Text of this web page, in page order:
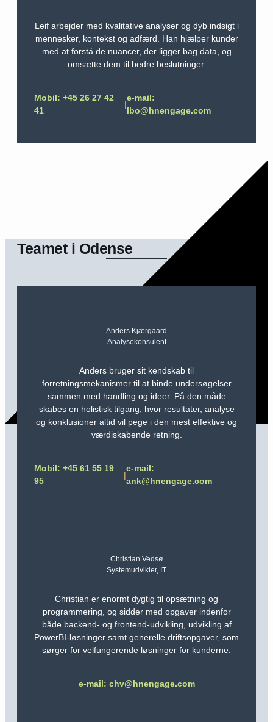
Leif arbejder med kvalitative analyser og dyb indsigt i
mennesker, kontekst og adfærd. Han hjælper kunder
med at forstå de nuancer, der ligger bag data, og
omsætte dem til bedre beslutninger.
Mobil: +45 26 27 42
41
|
e-mail:
lbo@hnengage.com
Teamet i Odense
Anders Kjærgaard
Analysekonsulent
Anders bruger sit kendskab til
forretningsmekanismer til at binde undersøgelser
sammen med handling og ideer. På den måde
skabes en holistisk tilgang, hvor resultater, analyse
og konklusioner altid vil pege i den mest effektive og
værdiskabende retning.
Mobil: +45 61 55 19
95
|
e-mail:
ank@hnengage.com
Christian Vedsø
Systemudvikler, IT
Christian er enormt dygtig til opsætning og
programmering, og sidder med opgaver indenfor
både backend- og frontend-udvikling, udvikling af
PowerBI-løsninger samt generelle driftsopgaver, som
sørger for velfungerende løsninger for kunderne.
e-mail: chv@hnengage.com